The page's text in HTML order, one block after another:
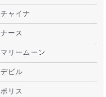
チャイナ
ナース
マリームーン
デビル
ポリス